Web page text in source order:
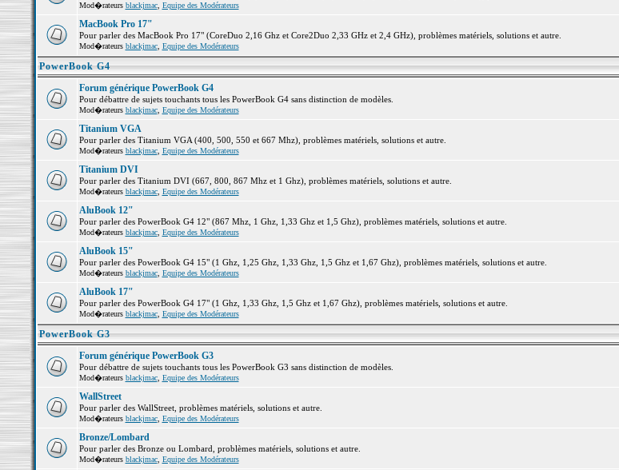
Mod�rateurs blackjmac, Equipe des Modérateurs
MacBook Pro 17"
Pour parler des MacBook Pro 17" (CoreDuo 2,16 Ghz et Core2Duo 2,33 GHz et 2,4 GHz), problèmes matériels, solutions et autre.
Mod�rateurs blackjmac, Equipe des Modérateurs
PowerBook G4
Forum générique PowerBook G4
Pour débattre de sujets touchants tous les PowerBook G4 sans distinction de modèles.
Mod�rateurs blackjmac, Equipe des Modérateurs
Titanium VGA
Pour parler des Titanium VGA (400, 500, 550 et 667 Mhz), problèmes matériels, solutions et autre.
Mod�rateurs blackjmac, Equipe des Modérateurs
Titanium DVI
Pour parler des Titanium DVI (667, 800, 867 Mhz et 1 Ghz), problèmes matériels, solutions et autre.
Mod�rateurs blackjmac, Equipe des Modérateurs
AluBook 12"
Pour parler des PowerBook G4 12" (867 Mhz, 1 Ghz, 1,33 Ghz et 1,5 Ghz), problèmes matériels, solutions et autre.
Mod�rateurs blackjmac, Equipe des Modérateurs
AluBook 15"
Pour parler des PowerBook G4 15" (1 Ghz, 1,25 Ghz, 1,33 Ghz, 1,5 Ghz et 1,67 Ghz), problèmes matériels, solutions et autre.
Mod�rateurs blackjmac, Equipe des Modérateurs
AluBook 17"
Pour parler des PowerBook G4 17" (1 Ghz, 1,33 Ghz, 1,5 Ghz et 1,67 Ghz), problèmes matériels, solutions et autre.
Mod�rateurs blackjmac, Equipe des Modérateurs
PowerBook G3
Forum générique PowerBook G3
Pour débattre de sujets touchants tous les PowerBook G3 sans distinction de modèles.
Mod�rateurs blackjmac, Equipe des Modérateurs
WallStreet
Pour parler des WallStreet, problèmes matériels, solutions et autre.
Mod�rateurs blackjmac, Equipe des Modérateurs
Bronze/Lombard
Pour parler des Bronze ou Lombard, problèmes matériels, solutions et autre.
Mod�rateurs blackjmac, Equipe des Modérateurs